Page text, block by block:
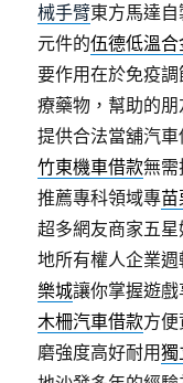
械手臂東方馬達
元件的伍德低溫合
要作用在於免疫
療藥物，幫助的
提供合法當舖汽
竹東機車借款無
推薦專科領域專
超多網友商家五
地所有權人企業
樂城讓你掌握遊
木柵汽車借款方
磨強度高好耐用獨